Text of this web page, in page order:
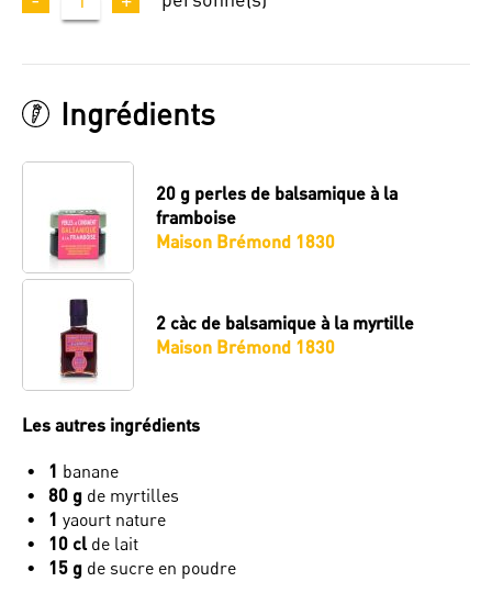
Ingrédients
20 g perles de balsamique à la
framboise
Maison Brémond 1830
2 càc de balsamique à la myrtille
Maison Brémond 1830
Les autres ingrédients
1 banane
80 g de myrtilles
1 yaourt nature
10 cl de lait
15 g de sucre en poudre